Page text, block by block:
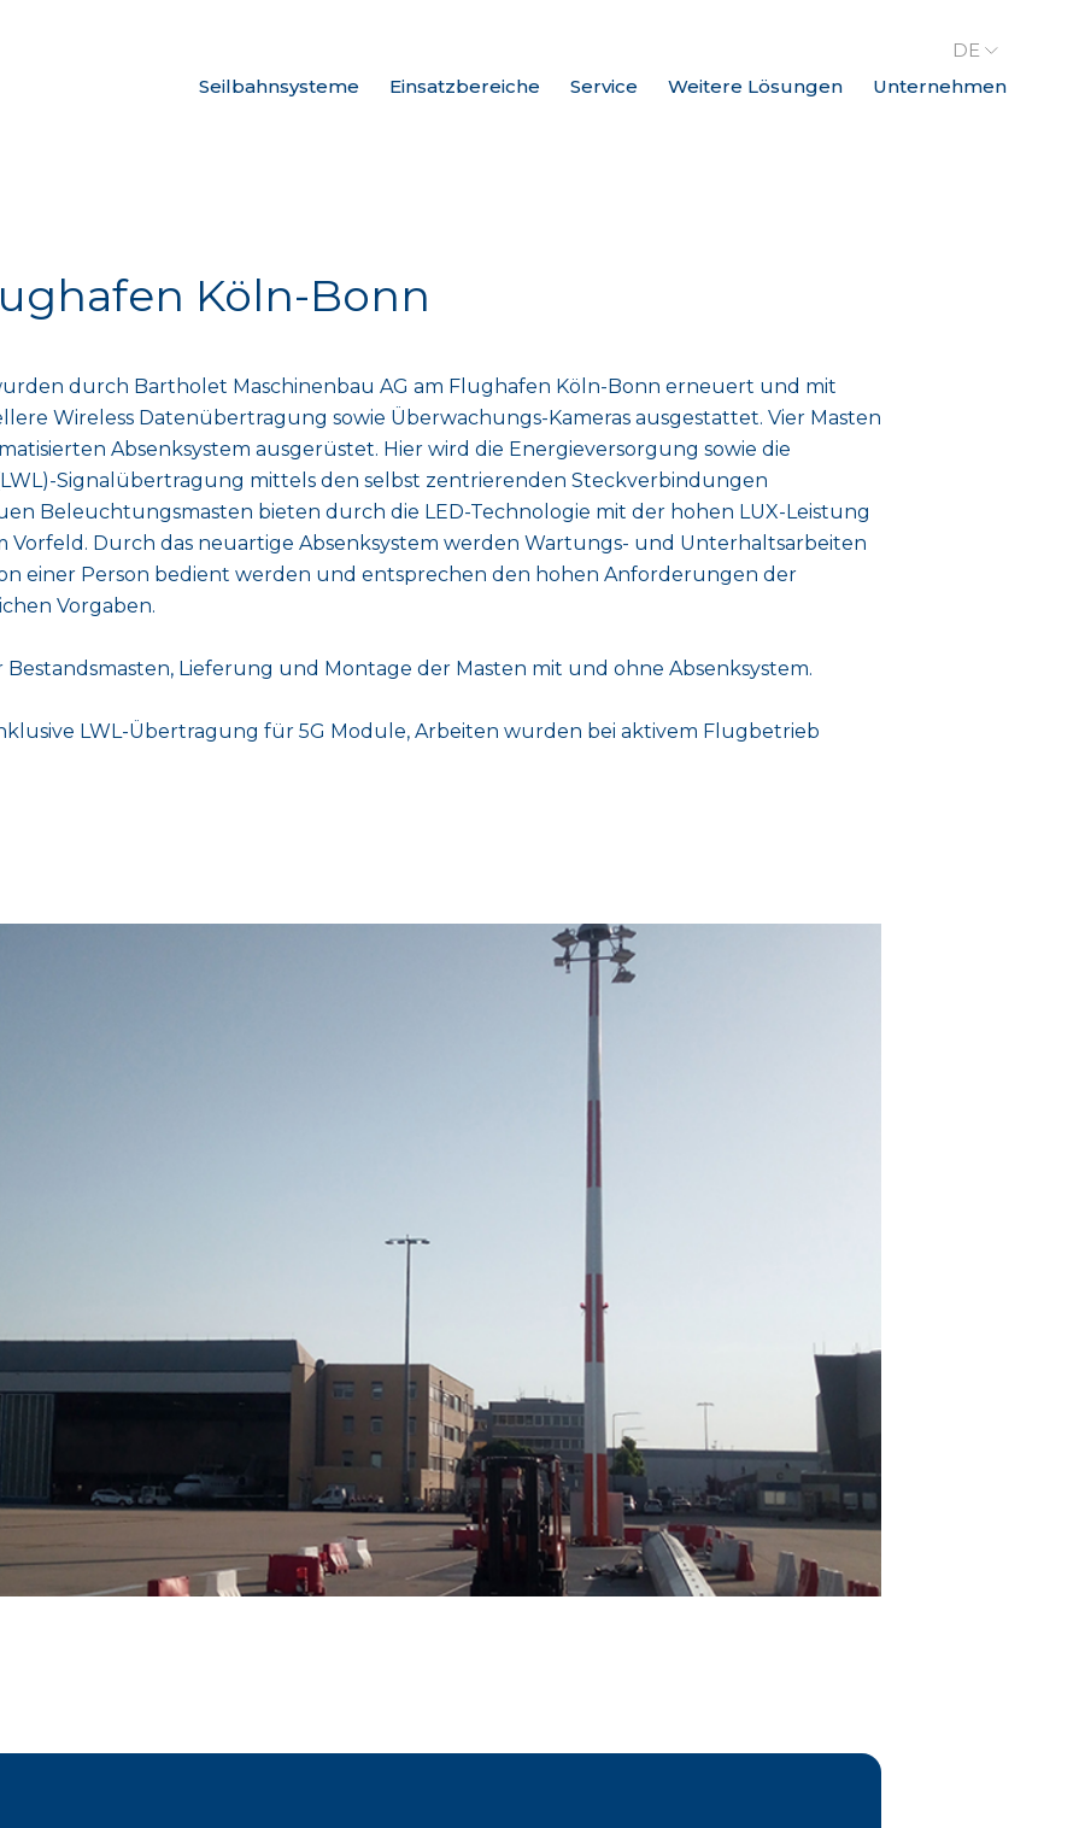
Seilbahnsysteme Einsatzbereiche Service Weitere Lösungen Unternehmen
DE
Köln-Bonn
durch Bartholet Maschinenbau AG am Flughafen Köln-Bonn erneuert und mit
Wireless Datenübertragung sowie Überwachungs-Kameras ausgestattet. Vier Masten
Absenksystem ausgerüstet. Hier wird die Energieversorgung sowie die
Signalübertragung mittels den selbst zentrierenden Steckverbindungen
Beleuchtungsmasten bieten durch die LED-Technologie mit der hohen LUX-Leistung
Vorfeld. Durch das neuartige Absenksystem werden Wartungs- und Unterhaltsarbeiten
einer Person bedient werden und entsprechen den hohen Anforderungen der
Vorgaben.
Lieferung und Montage der Masten mit und ohne Absenksystem.
LWL-Übertragung für 5G Module, Arbeiten wurden bei aktivem Flugbetrieb